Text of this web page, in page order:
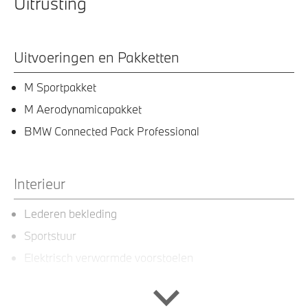
Uitvoeringen en Pakketten
M Sportpakket
M Aerodynamicapakket
BMW Connected Pack Professional
Interieur
Lederen bekleding
Sportstuur
Elektrisch verwarmde voorstoelen
achterbank in 3 delen neerklapbaar met skiluik